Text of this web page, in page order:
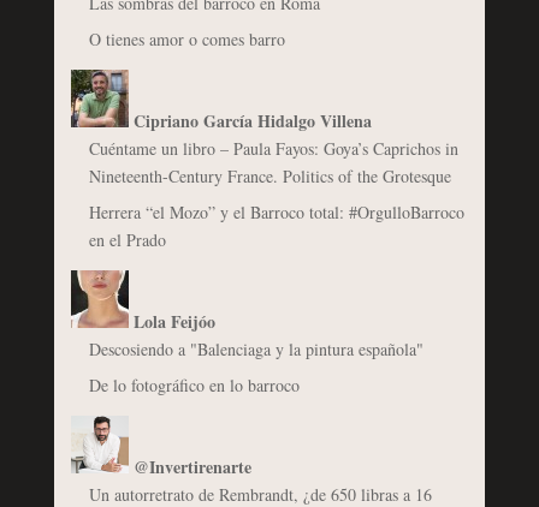
O tienes amor o comes barro
Cipriano García Hidalgo Villena
Cuéntame un libro – Paula Fayos: Goya’s Caprichos in
Nineteenth-Century France. Politics of the Grotesque
Herrera “el Mozo” y el Barroco total: #OrgulloBarroco
en el Prado
Lola Feijóo
Descosiendo a "Balenciaga y la pintura española"
De lo fotográfico en lo barroco
@Invertirenarte
Un autorretrato de Rembrandt, ¿de 650 libras a 16